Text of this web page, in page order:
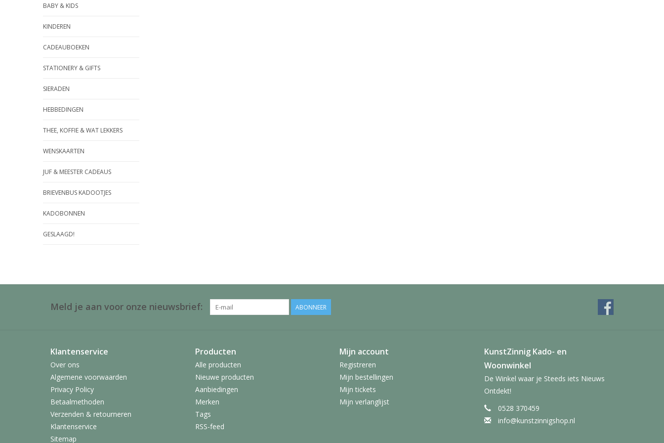
BABY & KIDS
KINDEREN
CADEAUBOEKEN
STATIONERY & GIFTS
SIERADEN
HEBBEDINGEN
THEE, KOFFIE & WAT LEKKERS
WENSKAARTEN
JUF & MEESTER CADEAUS
BRIEVENBUS KADOOTJES
KADOBONNEN
GESLAAGD!
Meld je aan voor onze nieuwsbrief: ABONNEER
Klantenservice
Over ons
Algemene voorwaarden
Privacy Policy
Betaalmethoden
Verzenden & retourneren
Klantenservice
Sitemap
Producten
Alle producten
Nieuwe producten
Aanbiedingen
Merken
Tags
RSS-feed
Mijn account
Registreren
Mijn bestellingen
Mijn tickets
Mijn verlanglijst
KunstZinnig Kado- en
Woonwinkel
De Winkel waar je Steeds iets Nieuws
Ontdekt!
0528 370459
info@kunstzinnigshop.nl